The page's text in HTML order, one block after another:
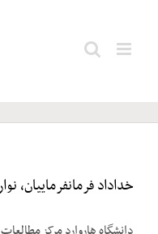
Skitovsky;
خداداد فرمانفرماییان، نوار